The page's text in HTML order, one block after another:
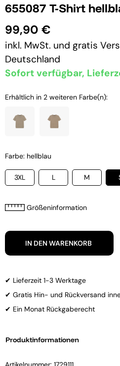
655087 T-Shirt
99,90 €
inkl. MwSt. und gratis
Deutschland
Sofort verfügbar,
Erhältlich in 2 weiteren Farbe(n):
Farbe: hellblau
3XL L M
Größeninformation
IN DEN WARENKORB
✔ Lieferzeit 1-3 Werktage
✔ Gratis Hin- und Rückversand
✔ Ein Monat Rückgaberecht
Produktinformationen